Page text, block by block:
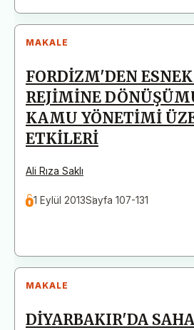
MAKALE
FORDİZM'DEN
REJİMİNE
KAMU YÖNETİMİ
ETKİLERİ
Ali Rıza Saklı
1 Eylül 2013Sayfa 107-131
MAKALE
DİYARBAKIR'DA